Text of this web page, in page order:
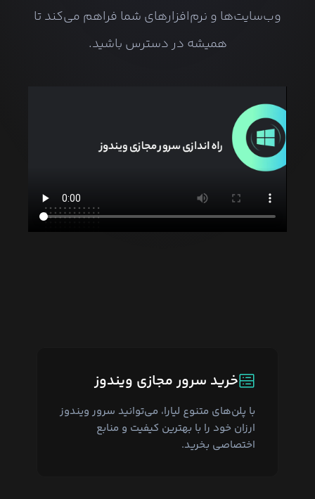
وب‌سایت‌ها و نرم‌افزارهای شما فراهم می‌کند تا
همیشه در دسترس باشید.
خرید سرور مجازی ویندوز
با پلن‌های متنوع لیارا، می‌توانید سرور ویندوز
ارزان خود را با بهترین کیفیت و منابع
اختصاصی بخرید.